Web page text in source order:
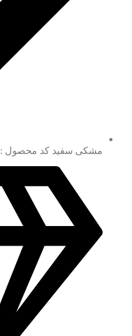
مشکی سفید کد محصول : 6106